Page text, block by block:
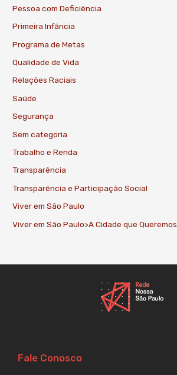
Pessoa com Deficiência
Primeira Infância
Programa de Metas
Qualidade de Vida
Relações Raciais
Saúde
Segurança
Sem categoria
Trabalho e Renda
Transparência
Transparência e Participação Social
Viver em São Paulo
Viver em São Paulo>A Cidade que Queremos
Fale Conosco